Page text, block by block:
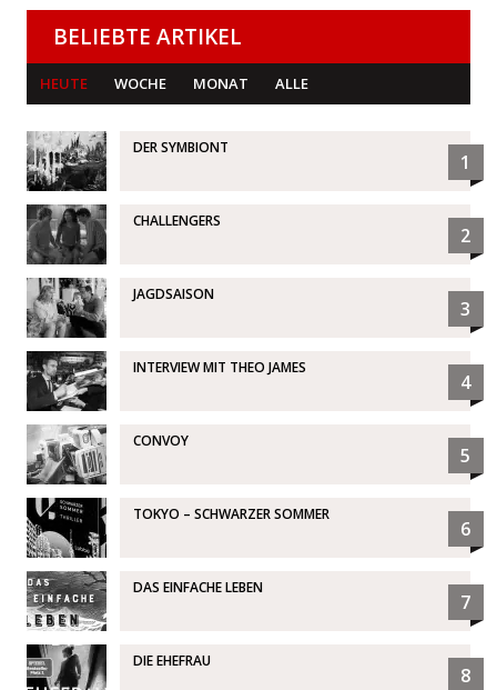
BELIEBTE ARTIKEL
HEUTE WOCHE MONAT ALLE
DER SYMBIONT
1
CHALLENGERS
2
JAGDSAISON
3
INTERVIEW MIT THEO JAMES
4
CONVOY
5
TOKYO – SCHWARZER SOMMER
6
DAS EINFACHE LEBEN
7
DIE EHEFRAU
8